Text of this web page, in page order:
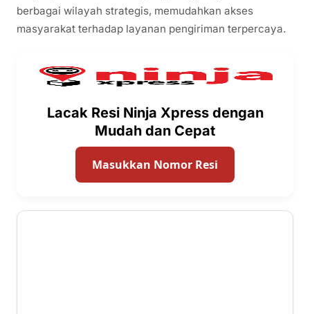
berbagai wilayah strategis, memudahkan akses
masyarakat terhadap layanan pengiriman terpercaya.
Lacak Resi Ninja Xpress dengan
Mudah dan Cepat
Masukkan Nomor Resi